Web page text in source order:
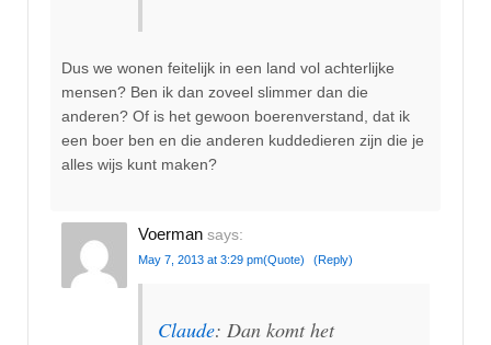
Dus we wonen feitelijk in een land vol achterlijke
mensen? Ben ik dan zoveel slimmer dan die
anderen? Of is het gewoon boerenverstand, dat ik
een boer ben en die anderen kuddedieren zijn die je
alles wijs kunt maken?
Voerman says:
May 7, 2013 at 3:29 pm(Quote) (Reply)
Claude: Dan komt het